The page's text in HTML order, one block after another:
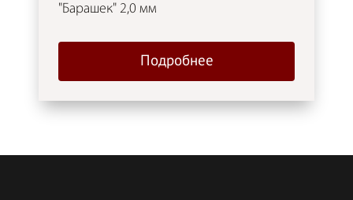
"Барашек" 2,0 мм
Подробнее